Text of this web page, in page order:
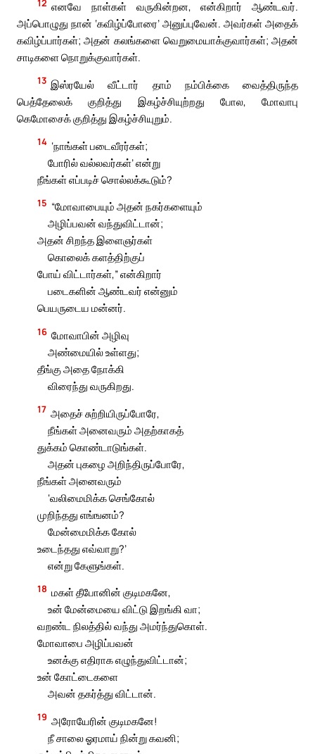
12 எனவே நாள்கள் வருகின்றன, என்கிறார் ஆண்டவர்.
அப்பொழுது நான் ‘கவிழ்ப்போரை’ அனுப்புவேன். அவர்கள் அதைக்
கவிழ்ப்பார்கள்; அதன் கலங்களை வெறுமையாக்குவார்கள்; அதன்
சாடிகளை நொறுக்குவார்கள்.
13 இஸ்ரயேல் வீட்டார் தாம் நம்பிக்கை வைத்திருந்த
பெத்தேலைக் குறித்து இகழ்ச்சியுற்றது போல, மோவாபு
கெமோசைக் குறித்து இகழ்ச்சியுறும்.
14 ‘நாங்கள் படைவீரர்கள்;
போரில் வல்லவர்கள்’ என்று
நீங்கள் எப்படிச் சொல்லக்கூடும்?
15 “மோவாபையும் அதன் நகர்களையும்
அழிப்பவன் வந்துவிட்டான்;
அதன் சிறந்த இளைஞர்கள்
கொலைக் களத்திற்குப்
போய் விட்டார்கள்,” என்கிறார்
படைகளின் ஆண்டவர் என்னும்
பெயருடைய மன்னர்.
16 மோவாபின் அழிவு
அண்மையில் உள்ளது;
தீங்கு அதை நோக்கி
விரைந்து வருகிறது.
17 அதைச் சுற்றியிருப்போரே,
நீங்கள் அனைவரும் அதற்காகத்
துக்கம் கொண்டாடுங்கள்.
அதன் புகழை அறிந்திருப்போரே,
நீங்கள் அனைவரும்
‘வலிமைமிக்க செங்கோல்
முறிந்தது எங்ஙனம்?
மேன்மைமிக்க கோல்
உடைந்தது எவ்வாறு?’
என்று கேளுங்கள்.
18 மகள் தீபோனின் குடிமகனே,
உன் மேன்மையை விட்டு இறங்கி வா;
வறண்ட நிலத்தில் வந்து அமர்ந்துகொள்.
மோவாபை அழிப்பவன்
உனக்கு எதிராக எழுந்துவிட்டான்;
உன் கோட்டைகளை
அவன் தகர்த்து விட்டான்.
19 அரோயேரின் குடிமகனே!
நீ சாலை ஓரமாய் நின்று கவனி;